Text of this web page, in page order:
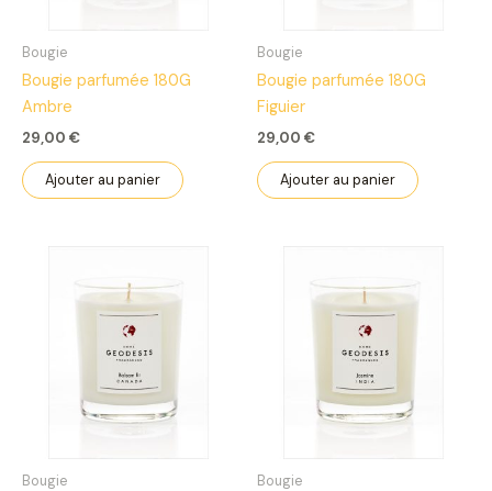
Bougie
Bougie parfumée 180G
Ambre
29,00 €
Ajouter au panier
Bougie
Bougie parfumée 180G
Figuier
29,00 €
Ajouter au panier
Bougie Bougie